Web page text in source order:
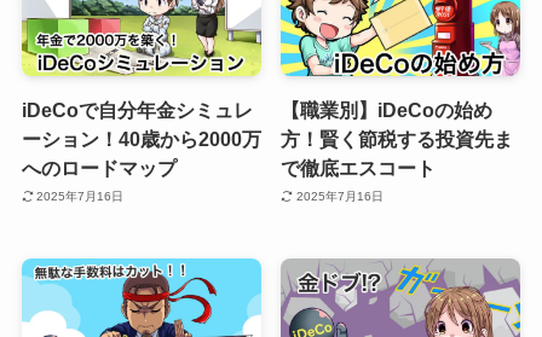
iDeCoで自分年金シミュレ
ーション！40歳から2000万
へのロードマップ
2025年7月16日
【職業別】iDeCoの始め
方！賢く節税する投資先ま
で徹底エスコート
2025年7月16日